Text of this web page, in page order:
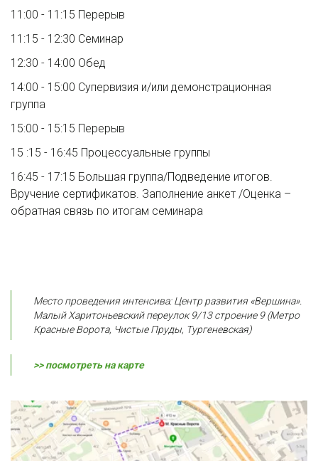
11:00 - 11:15 Перерыв
11:15 - 12:30 Семинар
12:30 - 14:00 Обед
14:00 - 15:00 Супервизия и/или демонстрационная
группа
15:00 - 15:15 Перерыв
15 :15 - 16:45 Процессуальные группы
16:45 - 17:15 Большая группа/Подведение итогов.
Вручение сертификатов. Заполнение анкет /Оценка –
обратная связь по итогам семинара
Место проведения интенсива: Центр развития «Вершина».
Малый Харитоньевский переулок 9/13 строение 9 (Метро
Красные Ворота, Чистые Пруды, Тургеневская)
>> посмотреть на карте